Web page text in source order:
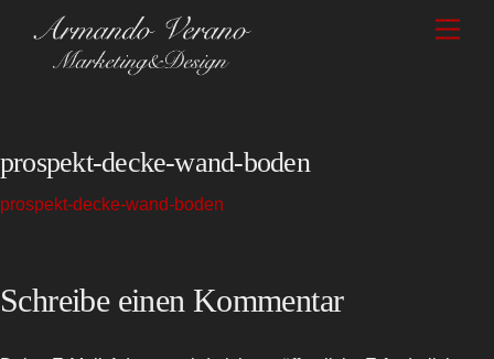
content
prospekt-decke-wand-boden
prospekt-decke-wand-boden
Schreibe einen Kommentar